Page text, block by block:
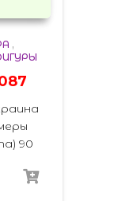
,
90